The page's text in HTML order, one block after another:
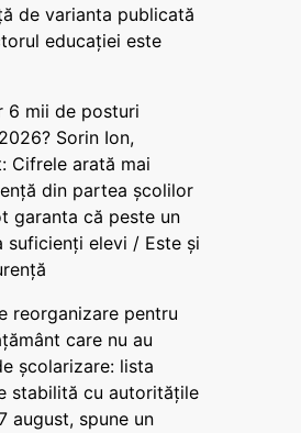
de varianta publicată
educației este
6 mii de posturi
Sorin Ion,
Cifrele arată mai
din partea școlilor
garanta că peste un
suficienți elevi / Este și
reorganizare pentru
care nu au
școlarizare: lista
stabilită cu autoritățile
august, spune un